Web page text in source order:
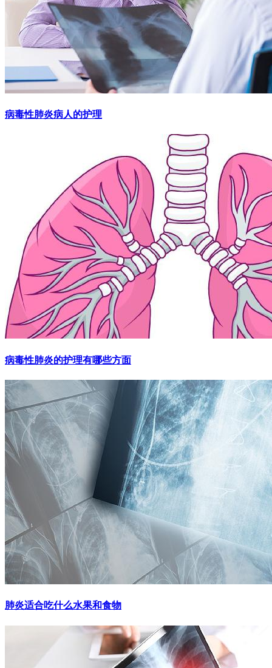
病毒性肺炎病人的护理
病毒性肺炎的护理有哪些方面
肺炎适合吃什么水果和食物